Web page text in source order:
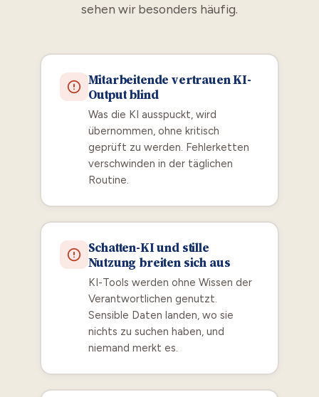
sehen wir besonders häufig.
Mitarbeitende vertrauen KI-
Output blind
Was die KI ausspuckt, wird
übernommen, ohne kritisch
geprüft zu werden. Fehlerketten
verschwinden in der täglichen
Routine.
Schatten-KI und stille
Nutzung breiten sich aus
KI-Tools werden ohne Wissen der
Verantwortlichen genutzt.
Sensible Daten landen, wo sie
nichts zu suchen haben, und
niemand merkt es.